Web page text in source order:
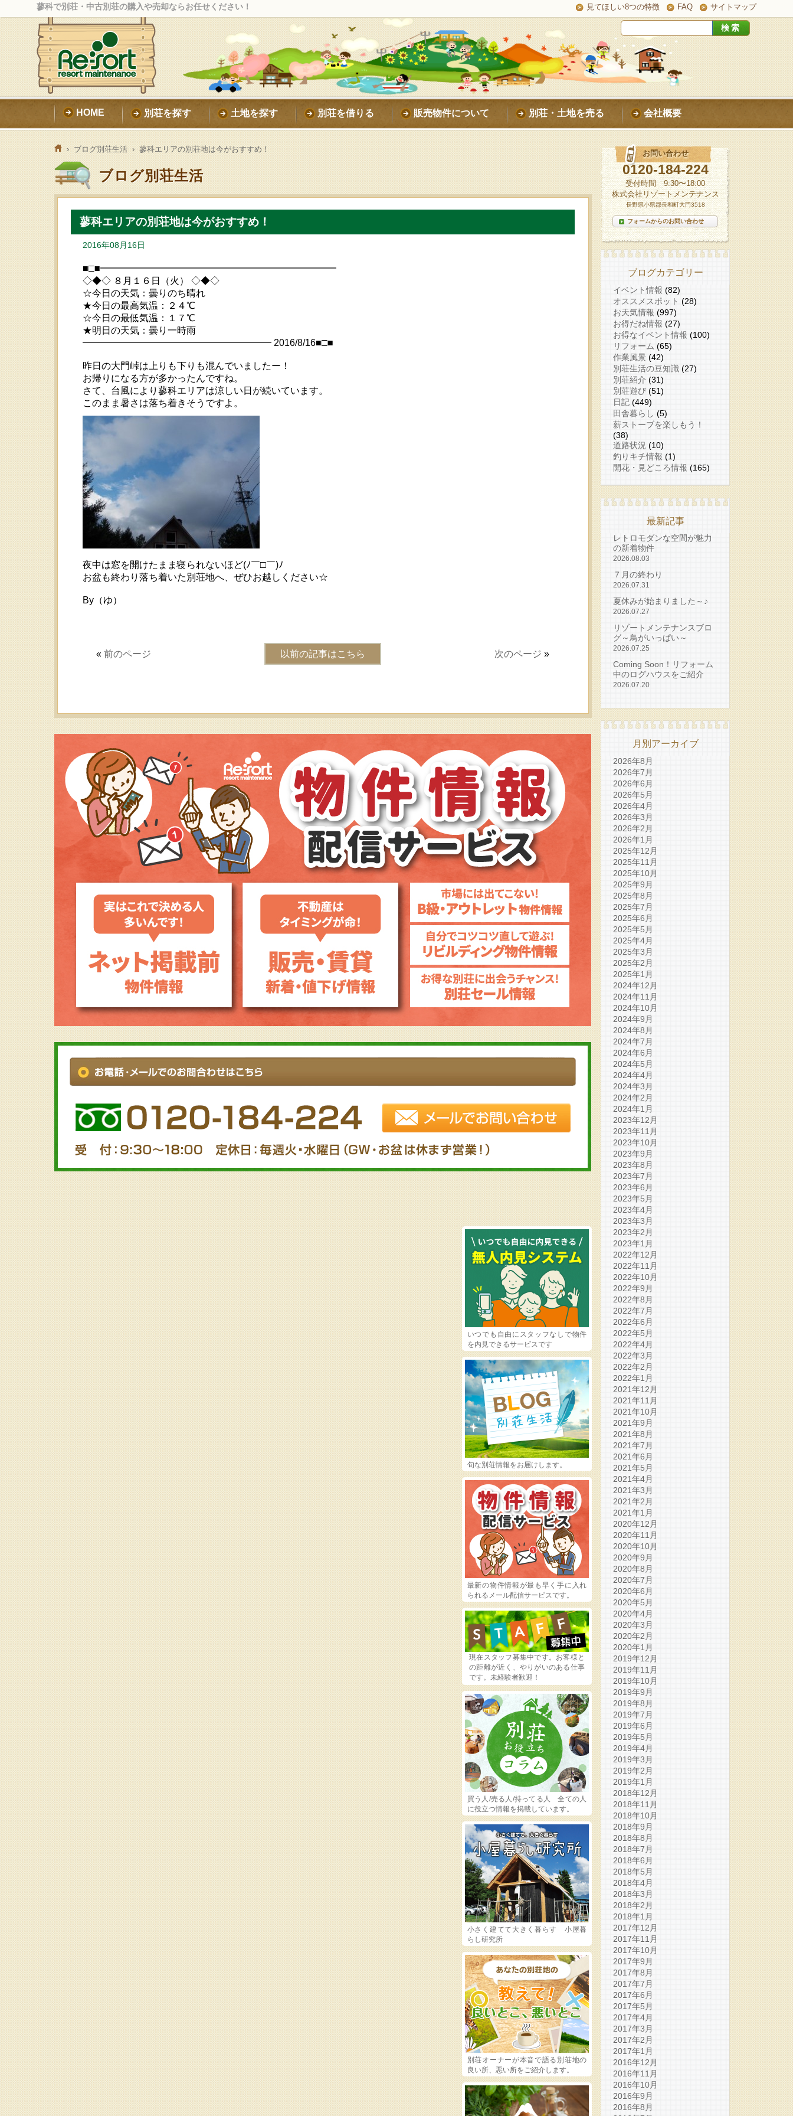
蓼科で別荘・中古別荘の購入や売却ならお任せください！ 見てほしい8つの特徴 FAQ サイトマップ
HOME 別荘を探す 土地を探す 別荘を借りる 販売物件について 別荘・土地を売る 会社概要
›ブログ別荘生活› 蓼科エリアの別荘地は今がおすすめ！
ブログ別荘生活
蓼科エリアの別荘地は今がおすすめ！
2016年08月16日
■□■━━━━━━━━━━━━━━━━━━━━━━━━━
◇◆◇ ８月１６日（火） ◇◆◇
☆今日の天気：曇りのち晴れ
★今日の最高気温：２４℃
☆今日の最低気温：１７℃
★明日の天気：曇り一時雨
━━━━━━━━━━━━━━━━━━━━ 2016/8/16■□■
昨日の大門峠は上りも下りも混んでいましたー！
お帰りになる方が多かったんですね。
さて、台風により蓼科エリアは涼しい日が続いています。
このまま暑さは落ち着きそうですよ。
夜中は窓を開けたまま寝られないほど(ﾉ￣□￣)ﾉ
お盆も終わり落ち着いた別荘地へ、ぜひお越しください☆
By（ゆ）
«前のページ 次のページ »
以前の記事はこちら
お問い合わせ
0120-184-224
受付時間 9:30〜18:00
株式会社リゾートメンテナンス
長野県小県郡長和町大門3518
フォームからのお問い合わせ
ブログカテゴリー
イベント情報 (82)
オススメスポット (28)
お天気情報 (997)
お得だね情報 (27)
お得なイベント情報 (100)
リフォーム (65)
作業風景 (42)
別荘生活の豆知識 (27)
別荘紹介 (31)
別荘遊び (51)
日記 (449)
田舎暮らし (5)
薪ストーブを楽しもう！
(38)
道路状況 (10)
釣りキチ情報 (1)
開花・見どころ情報 (165)
最新記事
レトロモダンな空間が魅力
の新着物件
2026.08.03
７月の終わり
2026.07.31
夏休みが始まりました～♪
2026.07.27
リゾートメンテナンスブロ
グ～鳥がいっぱい～
2026.07.25
Coming Soon！リフォーム
中のログハウスをご紹介
2026.07.20
月別アーカイブ
2026年8月
2026年7月
2026年6月
2026年5月
2026年4月
2026年3月
2026年2月
2026年1月
2025年12月
2025年11月
2025年10月
2025年9月
2025年8月
2025年7月
2025年6月
2025年5月
2025年4月
2025年3月
2025年2月
2025年1月
2024年12月
2024年11月
2024年10月
2024年9月
2024年8月
2024年7月
2024年6月
2024年5月
2024年4月
2024年3月
2024年2月
2024年1月
2023年12月
2023年11月
2023年10月
2023年9月
2023年8月
2023年7月
2023年6月
2023年5月
2023年4月
2023年3月
2023年2月
2023年1月
2022年12月
2022年11月
2022年10月
2022年9月
2022年8月
2022年7月
2022年6月
2022年5月
2022年4月
2022年3月
2022年2月
2022年1月
2021年12月
2021年11月
2021年10月
2021年9月
2021年8月
2021年7月
2021年6月
2021年5月
2021年4月
2021年3月
2021年2月
2021年1月
2020年12月
2020年11月
2020年10月
2020年9月
2020年8月
2020年7月
2020年6月
2020年5月
2020年4月
2020年3月
2020年2月
2020年1月
2019年12月
2019年11月
2019年10月
2019年9月
2019年8月
2019年7月
2019年6月
2019年5月
2019年4月
2019年3月
2019年2月
2019年1月
2018年12月
2018年11月
2018年10月
2018年9月
2018年8月
2018年7月
2018年6月
2018年5月
2018年4月
2018年3月
2018年2月
2018年1月
2017年12月
2017年11月
2017年10月
2017年9月
2017年8月
2017年7月
2017年6月
2017年5月
2017年4月
2017年3月
2017年2月
2017年1月
2016年12月
2016年11月
2016年10月
2016年9月
2016年8月
いつでも自由にスタッフなしで物件
を内見できるサービスです
旬な別荘情報をお届けします。
最新の物件情報が最も早く手に入れ
られるメール配信サービスです。
現在スタッフ募集中です。お客様と
の距離が近く、やりがいのある仕事
です。未経験者歓迎！
買う人/売る人/持ってる人 全ての人
に役立つ情報を掲載しています。
小さく建てて大きく暮らす 小屋暮
らし研究所
別荘オーナーが本音で語る別荘地の
良い所、悪い所をご紹介します。